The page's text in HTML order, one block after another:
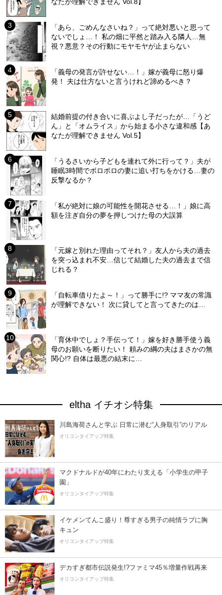
「あら、ごめんなさいね？」って絶対悪いと思って
ないでしょ…！ 私の畑に平然と踏み入る隣人…無
視？悪意？その行動にモヤモヤが止まらない
「義母の発言が許せない…！」嫁が義母に怒り爆
発！ 夫は仕方ないと言うけれど諦めるべき？
結婚前提の付き合いに喜ぶよし子だったが…「うど
ん」と「オムライス」から始まる小さな違和感【あ
なたが理解できません Vol.5】
「うるさいから子どもを連れて外に行って？」夫が
睡眠3時間でボロボロの妻に追い打ちをかける…妻の
反撃なるか？
「私が絶対に娘の可能性を開花させる…！」娘に高
額を注ぎ自分の夢を押しつけた母の大誤算
「元嫁と別れた理由ってそれ？」友人から夫の過去
を突っ込まれ不安…信じて結婚した夫の過去まで信
じれる？
「自転車借りたよ～！」って勝手に!? ママ友の常識
が理解できない！ 次に貸してと言ってきたのは…
「育休中でしょ？手伝って！」嫁を好き勝手使う義
母のお願いを断りたい！ 頼みの綱の夫はまさかの無
関心!? 自体は最悪の結末に…
eltha イチオシ特集
川島海荷さんと学ぶ 日常に潜む“人身取引”のリアル
オリコンタイアップ特集
マクドナルドが40年にわたり支える「小学生の甲子
園」
オリコンタイアップ特集
イケメンてんこ盛り！尊すぎる男子の純情ラブに胸
キュン
オリコンタイアップ特集
デカすぎ都市伝説発生!?ファミマ45％増量作戦再来
オリコンタイアップ特集